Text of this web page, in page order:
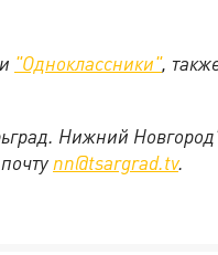
"Одноклассники",
Нижний
nn@tsargrad.tv.